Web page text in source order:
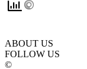
ABOUT US
FOLLOW US
©